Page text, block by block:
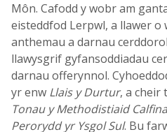
Môn. Cafodd y wobr am
eisteddfod Lerpwl, a llawer o
anthemau a darnau
llawysgrif gyfansoddiadau
darnau offerynnol.
yr enw Llais y Durtur, a cheir
Tonau y Methodistiaid
Perorydd yr Ysgol Sul. Bu